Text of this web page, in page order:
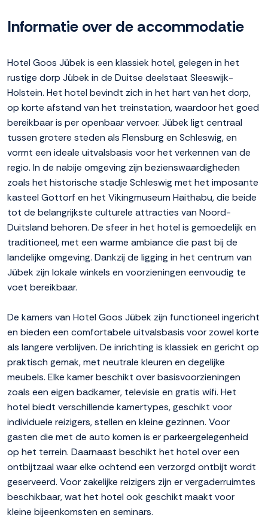
Informatie over de accommodatie
Hotel Goos Jübek is een klassiek hotel, gelegen in het
rustige dorp Jübek in de Duitse deelstaat Sleeswijk-
Holstein. Het hotel bevindt zich in het hart van het dorp,
op korte afstand van het treinstation, waardoor het goed
bereikbaar is per openbaar vervoer. Jübek ligt centraal
tussen grotere steden als Flensburg en Schleswig, en
vormt een ideale uitvalsbasis voor het verkennen van de
regio. In de nabije omgeving zijn bezienswaardigheden
zoals het historische stadje Schleswig met het imposante
kasteel Gottorf en het Vikingmuseum Haithabu, die beide
tot de belangrijkste culturele attracties van Noord-
Duitsland behoren. De sfeer in het hotel is gemoedelijk en
traditioneel, met een warme ambiance die past bij de
landelijke omgeving. Dankzij de ligging in het centrum van
Jübek zijn lokale winkels en voorzieningen eenvoudig te
voet bereikbaar.
De kamers van Hotel Goos Jübek zijn functioneel ingericht
en bieden een comfortabele uitvalsbasis voor zowel korte
als langere verblijven. De inrichting is klassiek en gericht op
praktisch gemak, met neutrale kleuren en degelijke
meubels. Elke kamer beschikt over basisvoorzieningen
zoals een eigen badkamer, televisie en gratis wifi. Het
hotel biedt verschillende kamertypes, geschikt voor
individuele reizigers, stellen en kleine gezinnen. Voor
gasten die met de auto komen is er parkeergelegenheid
op het terrein. Daarnaast beschikt het hotel over een
ontbijtzaal waar elke ochtend een verzorgd ontbijt wordt
geserveerd. Voor zakelijke reizigers zijn er vergaderruimtes
beschikbaar, wat het hotel ook geschikt maakt voor
kleine bijeenkomsten en seminars.